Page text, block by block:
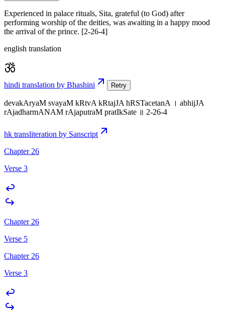
Experienced in palace rituals, Sita, grateful (to God) after
performing worship of the deities, was awaiting in a happy mood
the arrival of the prince. [2-26-4]
english translation
hindi translation by Bhashini Retry
devakAryaM svayaM kRtvA kRtajJA hRSTacetanA । abhijJA
rAjadharmANAM rAjaputraM pratIkSate ॥ 2-26-4
hk transliteration by Sanscript
Chapter 26
Verse 3
Chapter 26
Verse 5
Chapter 26
Verse 3